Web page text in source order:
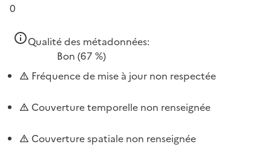
0
Qualité des métadonnées:
Bon (67 %)
Fréquence de mise à jour non respectée
Couverture temporelle non renseignée
Couverture spatiale non renseignée